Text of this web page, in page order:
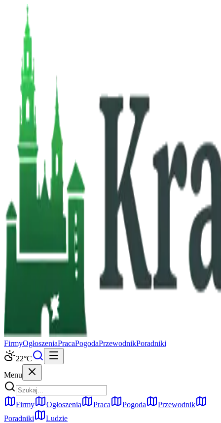
FirmyOgłoszeniaPracaPogodaPrzewodnikPoradniki
22°C
Menu
Firmy Ogłoszenia Praca Pogoda
Przewodnik
Poradniki
Ludzie